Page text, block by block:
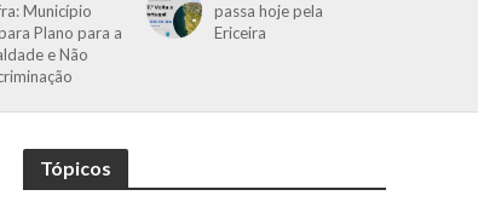
Município
Plano para a
e Não
passa hoje pela
Ericeira
Tópicos